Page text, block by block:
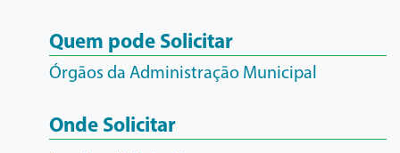
Quem pode Solicitar
Órgãos da Administração Municipal
Onde Solicitar